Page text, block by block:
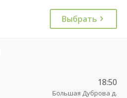
Выбрать
18:50
Большая Дуброва д.